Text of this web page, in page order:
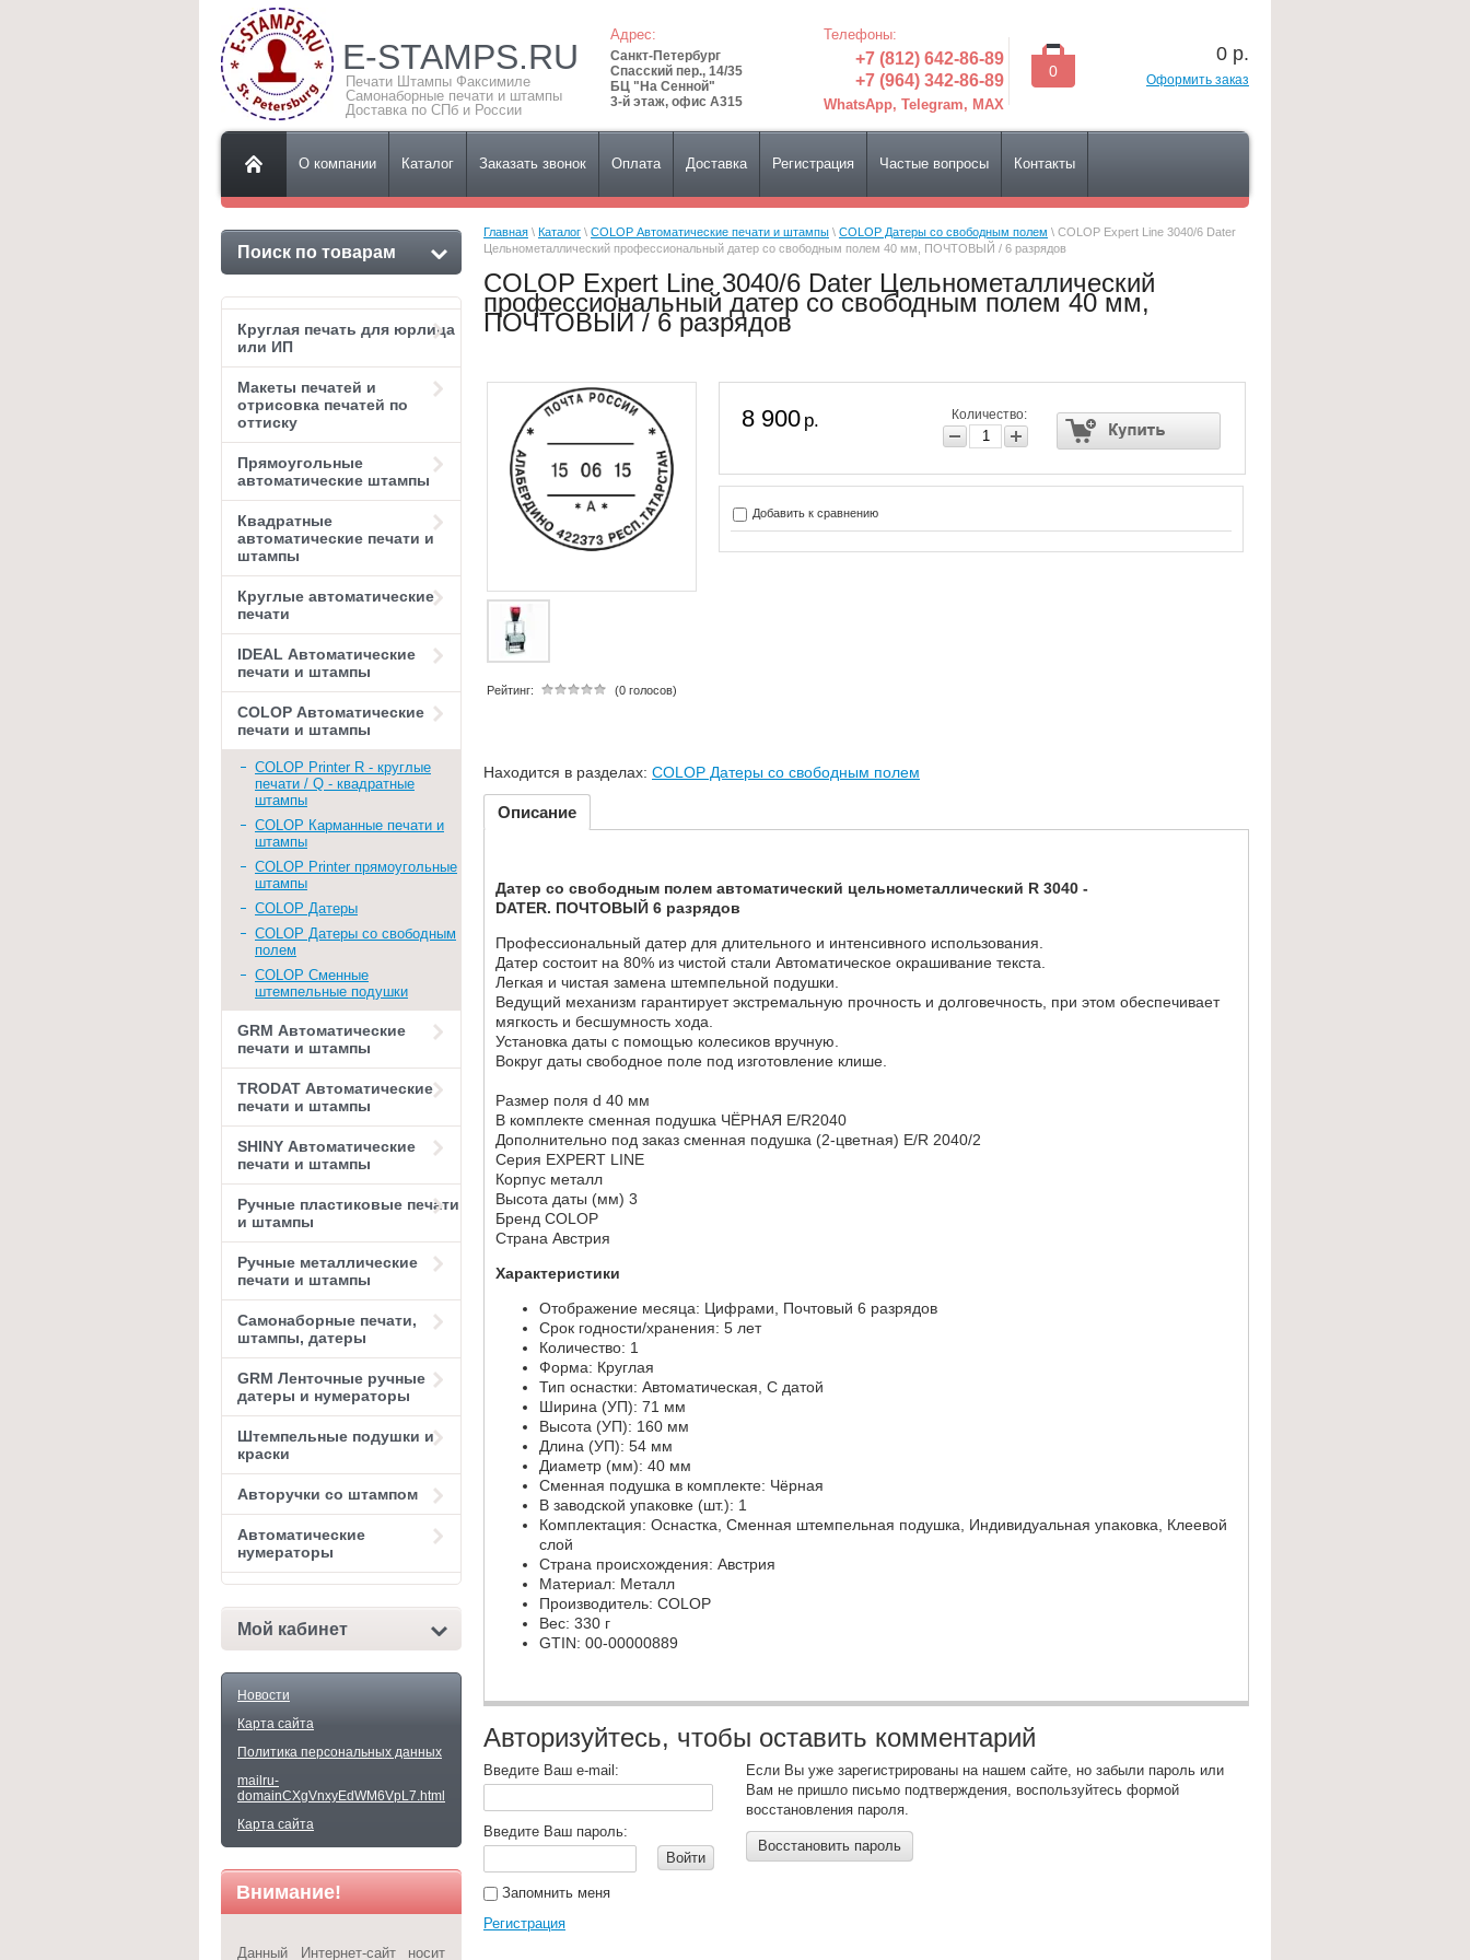
E-STAMPS.RU
Печати Штампы Факсимиле
Самонаборные печати и штампы
Доставка по СПб и России
Адрес:
Санкт-Петербург
Спасский пер., 14/35
БЦ "На Сенной"
3-й этаж, офис А315
Телефоны:
+7 (812) 642-86-89
+7 (964) 342-86-89
WhatsApp, Telegram, MAX
0
0 р.
Оформить заказ
О компании Каталог Заказать звонок Оплата Доставка Регистрация Частые вопросы Контакты
Поиск по товарам
Круглая печать для юрлица
или ИП
Макеты печатей и
отрисовка печатей по
оттиску
Прямоугольные
автоматические штампы
Квадратные
автоматические печати и
штампы
Круглые автоматические
печати
IDEAL Автоматические
печати и штампы
COLOP Автоматические
печати и штампы
COLOP Printer R - круглые
печати / Q - квадратные
штампы
COLOP Карманные печати и
штампы
COLOP Printer прямоугольные
штампы
COLOP Датеры
COLOP Датеры со свободным
полем
COLOP Сменные
штемпельные подушки
GRM Автоматические
печати и штампы
TRODAT Автоматические
печати и штампы
SHINY Автоматические
печати и штампы
Ручные пластиковые печати
и штампы
Ручные металлические
печати и штампы
Самонаборные печати,
штампы, датеры
GRM Ленточные ручные
датеры и нумераторы
Штемпельные подушки и
краски
Авторучки со штампом
Автоматические
нумераторы
Мой кабинет
Новости
Карта сайта
Политика персональных данных
mailru-
domainCXgVnxyEdWM6VpL7.html
Карта сайта
Внимание!
Данный Интернет-сайт носит
Главная \ Каталог \ COLOP Автоматические печати и штампы \ COLOP Датеры со свободным полем \ COLOP Expert Line 3040/6 Dater
Цельнометаллический профессиональный датер со свободным полем 40 мм, ПОЧТОВЫЙ / 6 разрядов
COLOP Expert Line 3040/6 Dater Цельнометаллический
профессиональный датер со свободным полем 40 мм,
ПОЧТОВЫЙ / 6 разрядов
Рейтинг: (0 голосов)
8 900 р. Количество:
Добавить к сравнению
Находится в разделах: COLOP Датеры со свободным полем
Описание
Датер со свободным полем автоматический цельнометаллический R 3040 -
DATER. ПОЧТОВЫЙ 6 разрядов
Профессиональный датер для длительного и интенсивного использования.
Датер состоит на 80% из чистой стали Автоматическое окрашивание текста.
Легкая и чистая замена штемпельной подушки.
Ведущий механизм гарантирует экстремальную прочность и долговечность, при этом обеспечивает
мягкость и бесшумность хода.
Установка даты с помощью колесиков вручную.
Вокруг даты свободное поле под изготовление клише.
Размер поля d 40 мм
В комплекте сменная подушка ЧЁРНАЯ E/R2040
Дополнительно под заказ сменная подушка (2-цветная) E/R 2040/2
Серия EXPERT LINE
Корпус металл
Высота даты (мм) 3
Бренд COLOP
Страна Австрия
Характеристики
Отображение месяца: Цифрами, Почтовый 6 разрядов
Срок годности/хранения: 5 лет
Количество: 1
Форма: Круглая
Тип оснастки: Автоматическая, С датой
Ширина (УП): 71 мм
Высота (УП): 160 мм
Длина (УП): 54 мм
Диаметр (мм): 40 мм
Сменная подушка в комплекте: Чёрная
В заводской упаковке (шт.): 1
Комплектация: Оснастка, Сменная штемпельная подушка, Индивидуальная упаковка, Клеевой
слой
Страна происхождения: Австрия
Материал: Металл
Производитель: COLOP
Вес: 330 г
GTIN: 00-00000889
Авторизуйтесь, чтобы оставить комментарий
Введите Ваш e-mail:
Введите Ваш пароль:
Войти
Запомнить меня
Регистрация
Если Вы уже зарегистрированы на нашем сайте, но забыли пароль или
Вам не пришло письмо подтверждения, воспользуйтесь формой
восстановления пароля.
Восстановить пароль